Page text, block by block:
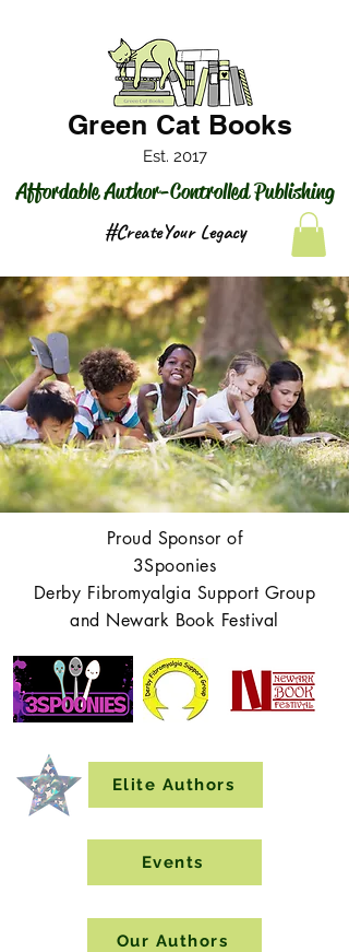
Affordable Author-Controlled Publishing
Green Cat Books
Est. 2017
#CreateYour Legacy
Proud Sponsor of
3Spoonies
Derby Fibromyalgia Support Group
and Newark Book Festival
Elite Authors
Events
Our Authors